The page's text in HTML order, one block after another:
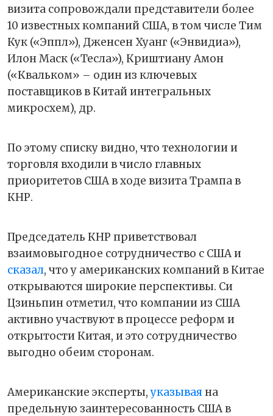
визита сопровождали представители более
10 известных компаний США, в том числе Тим
Кук («Эппл»), Дженсен Хуанг («Энвидиа»),
Илон Маск («Тесла»), Криштиану Амон
(«Квальком» – один из ключевых
поставщиков в Китай интегральных
микросхем), др.
По этому списку видно, что технологии и
торговля входили в число главных
приоритетов США в ходе визита Трампа в
КНР.
Председатель КНР приветствовал
взаимовыгодное сотрудничество с США и
сказал, что у американских компаний в Китае
открываются широкие перспективы. Си
Цзиньпин отметил, что компании из США
активно участвуют в процессе реформ и
открытости Китая, и это сотрудничество
выгодно обеим сторонам.
Американские эксперты,указываяна
предельную заинтересованность США в